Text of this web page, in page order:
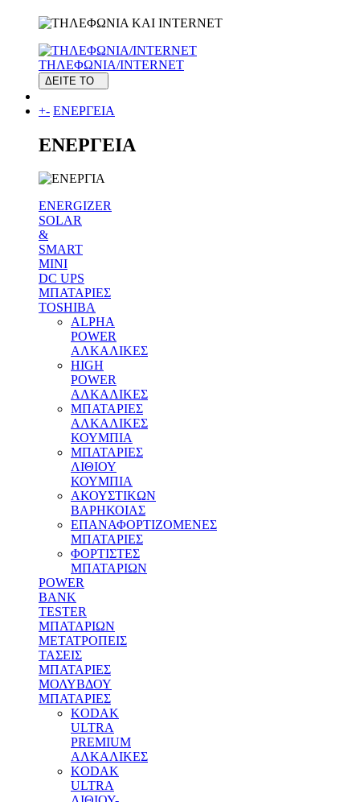
ΤΗΛΕΦΩΝΙΑ/INTERNET
ΔΕΙΤΕ ΤΟ
+- ΕΝΕΡΓΕΙΑ
ΕΝΕΡΓΕΙΑ
ENERGIZER
SOLAR
&
SMART
MINI
DC UPS
MΠΑΤΑΡΙΕΣ
TOSHIBA
ALPHA
POWER
ΑΛΚΑΛΙΚΕΣ
HIGH
POWER
ΑΛΚΑΛΙΚΕΣ
MΠΑΤΑΡΙΕΣ
ΑΛΚΑΛΙΚΕΣ
ΚΟΥΜΠΙΑ
MΠΑΤΑΡΙΕΣ
ΛΙΘΙΟΥ
ΚΟΥΜΠΙΑ
ΑΚΟΥΣΤΙΚΩΝ
ΒΑΡΗΚΟΙΑΣ
ΕΠΑΝΑΦΟΡΤΙΖΟΜΕΝΕΣ
ΜΠΑΤΑΡΙΕΣ
ΦΟΡΤΙΣΤΕΣ
ΜΠΑΤΑΡΙΩΝ
POWER
BANK
TESTER
ΜΠΑΤΑΡΙΩΝ
ΜΕΤΑΤΡΟΠΕΙΣ
ΤΑΣΕΙΣ
ΜΠΑΤΑΡΙΕΣ
ΜΟΛΥΒΔΟΥ
MΠΑΤΑΡΙΕΣ
KODAK
ULTRA
PREMIUM
ΑΛΚΑΛΙΚΕΣ
KODAK
ULTRA